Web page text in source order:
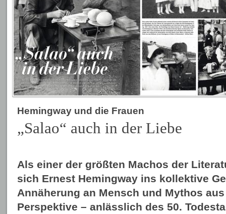
Hemingway und die Frauen
„Salao“ auch in der Liebe
Als einer der größten Machos der
sich Ernest Hemingway ins kollektive
Annäherung an Mensch und Mythos
Perspektive – anlässlich des 50.